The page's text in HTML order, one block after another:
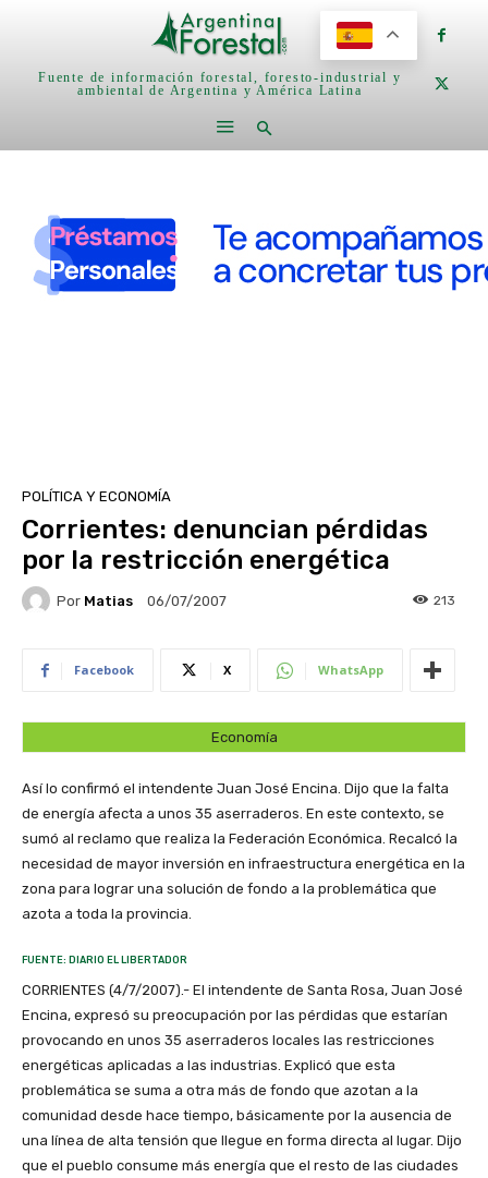
Fuente de información forestal, foresto-industrial y
ambiental de Argentina y América Latina
POLÍTICA Y ECONOMÍA
Corrientes: denuncian pérdidas
por la restricción energética
Por Matias 06/07/2007 213
Facebook X WhatsApp
Economía
Así lo confirmó el intendente Juan José Encina. Dijo que la falta
de energía afecta a unos 35 aserraderos. En este contexto, se
sumó al reclamo que realiza la Federación Económica. Recalcó la
necesidad de mayor inversión en infraestructura energética en la
zona para lograr una solución de fondo a la problemática que
azota a toda la provincia.
FUENTE: DIARIO EL LIBERTADOR
CORRIENTES (4/7/2007).- El intendente de Santa Rosa, Juan José
Encina, expresó su preocupación por las pérdidas que estarían
provocando en unos 35 aserraderos locales las restricciones
energéticas aplicadas a las industrias. Explicó que esta
problemática se suma a otra más de fondo que azotan a la
comunidad desde hace tiempo, básicamente por la ausencia de
una línea de alta tensión que llegue en forma directa al lugar. Dijo
que el pueblo consume más energía que el resto de las ciudades